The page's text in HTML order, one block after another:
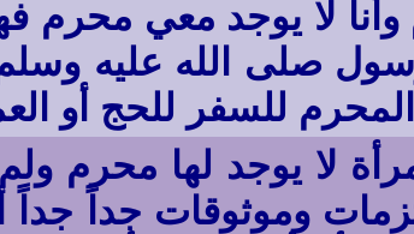
لا يوجد معي محرم
صلى الله عليه
للسفر للحج أو
لا يوجد لها
وموثوقات جداً